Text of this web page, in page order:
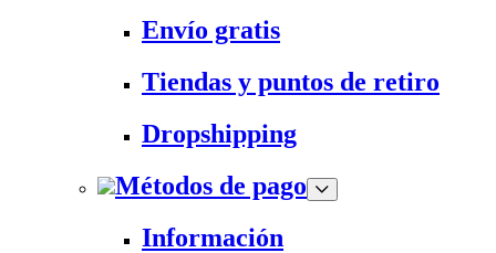
Envío gratis
Tiendas y puntos de retiro
Dropshipping
Métodos de pago
Información